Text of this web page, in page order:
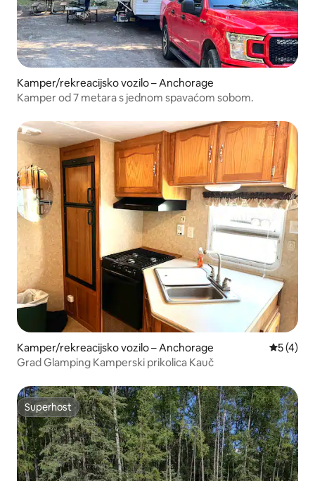
Kamper/rekreacijsko vozilo – Anchorage
Kamper od 7 metara s jednom spavaćom sobom.
Kamper/rekreacijsko vozilo – Anchorage
5 (4)
Grad Glamping Kamperski prikolica Kauč
Superhost
Superhost